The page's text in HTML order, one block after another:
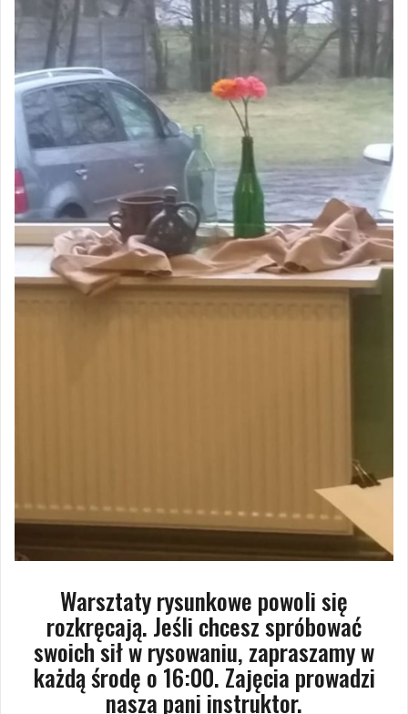
Warsztaty rysunkowe powoli się
rozkręcają. Jeśli chcesz spróbować
swoich sił w rysowaniu, zapraszamy w
każdą środę o 16:00. Zajęcia prowadzi
nasza pani instruktor.